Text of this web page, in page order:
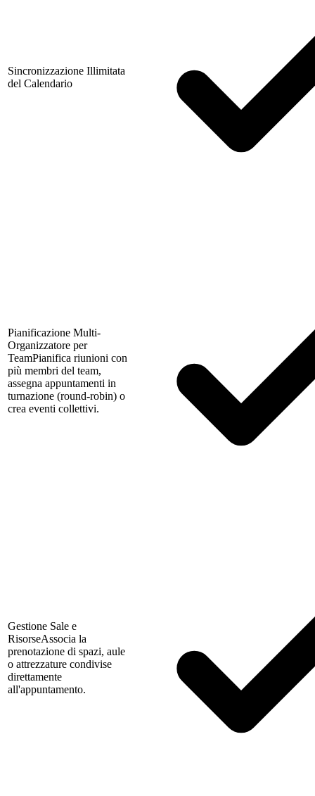
Sincronizzazione Illimitata
del Calendario
Pianificazione Multi-
Organizzatore per
TeamPianifica riunioni con
più membri del team,
assegna appuntamenti in
turnazione (round-robin) o
crea eventi collettivi.
Gestione Sale e
RisorseAssocia la
prenotazione di spazi, aule
o attrezzature condivise
direttamente
all'appuntamento.